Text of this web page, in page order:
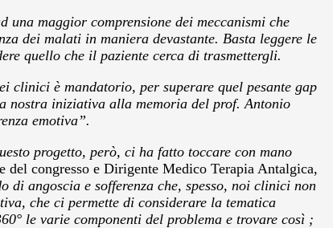
una maggior comprensione dei meccanismi che
dei malati in maniera devastante. Basta leggere le
quello che il paziente cerca di trasmettergli.
clinici è mandatorio, per superare quel pesante gap
nostra iniziativa alla memoria del prof. Antonio
emotiva”.
progetto, però, ci ha fatto toccare con mano
del congresso e Dirigente Medico Terapia Antalgica,
di angoscia e sofferenza che, spesso, noi clinici non
che ci permette di considerare la tematica
le varie componenti del problema e trovare così ;